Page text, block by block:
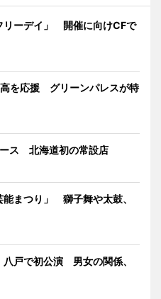
リーデイ」 開催に向けCFで
を応援 グリーンパレスが特
ス 北海道初の常設店
まつり」 獅子舞や太鼓、
戸で初公演 男女の関係、